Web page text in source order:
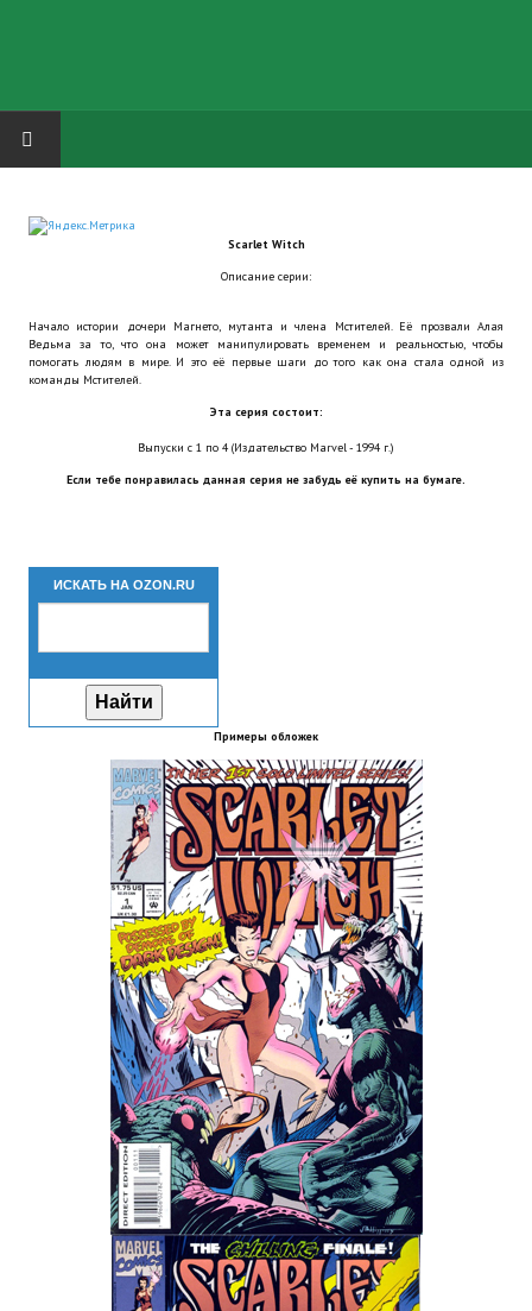
Русская биржа
Теневой кардинал для Обливиона
Aliens vs Predator 2 (Русские субтитры)
Моды группы
Теневой кардинал для Скайрима
Работы Alexandra10
Apella CBBE SSE BodySlide (with Physics)
Apella 2.0 CBBE SSE BodySlide (with Physics)
Kitana CBBE SSE BodySlide (with Physics)
Nekomimi
New Light Skyrim SE
SB Corset Armor CBBE SSE BodySlide (with Physics)
Wedding Wear CBBE SSE BodySlide (with Physics)
Работы Тестера 55
Наёмный оборотень
Небесный воин
Немного героев меча и магии
Scarlet Witch
Описание серии:
Начало истории дочери Магнето, мутанта и члена Мстителей. Её прозвали Алая
Ведьма за то, что она может манипулировать временем и реальностью, чтобы
помогать людям в мире. И это её первые шаги до того как она стала одной из
команды Мстителей.
Эта серия состоит:
Выпуски с 1 по 4 (Издательство Marvel - 1994 г.)
Если тебе понравилась данная серия не забудь её купить на бумаге.
ИСКАТЬ НА OZON.RU
Примеры обложек